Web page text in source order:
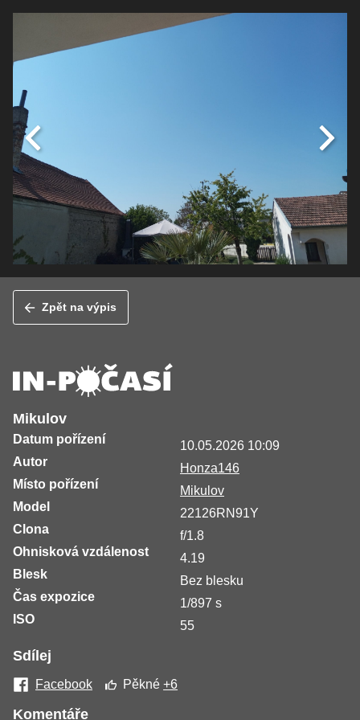
Zpět na výpis
Mikulov
Datum pořízení
10.05.2026 10:09
Autor
Honza146
Místo pořízení
Mikulov
Model
22126RN91Y
Clona
f/1.8
Ohnisková vzdálenost
4.19
Blesk
Bez blesku
Čas expozice
1/897 s
ISO
55
Sdílej
Facebook Pěkné+6
Komentáře